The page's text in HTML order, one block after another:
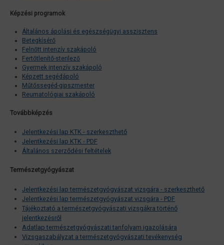
Képzési programok
Általános ápolási és egészségügyi asszisztens
Betegkísérő
Felnőtt intenzív szakápoló
Fertőtlenítő-sterilező
Gyermek intenzív szakápoló
Képzett segédápoló
Műtőssegéd-gipszmester
Reumatológiai szakápoló
Továbbképzés
Jelentkezési lap KTK - szerkeszthető
Jelentkezési lap KTK - PDF
Általános szerződési feltételek
Természetgyógyászat
Jelentkezési lap természetgyógyászat vizsgára - szerkeszthető
Jelentkezési lap természetgyógyászat vizsgára - PDF
Tájékoztató a természetgyógyászati vizsgákra történő
jelentkezésről
Adatlap természetgyógyászati tanfolyam igazolására
Vizsgaszabályzat a természetgyógyászati tevékenység